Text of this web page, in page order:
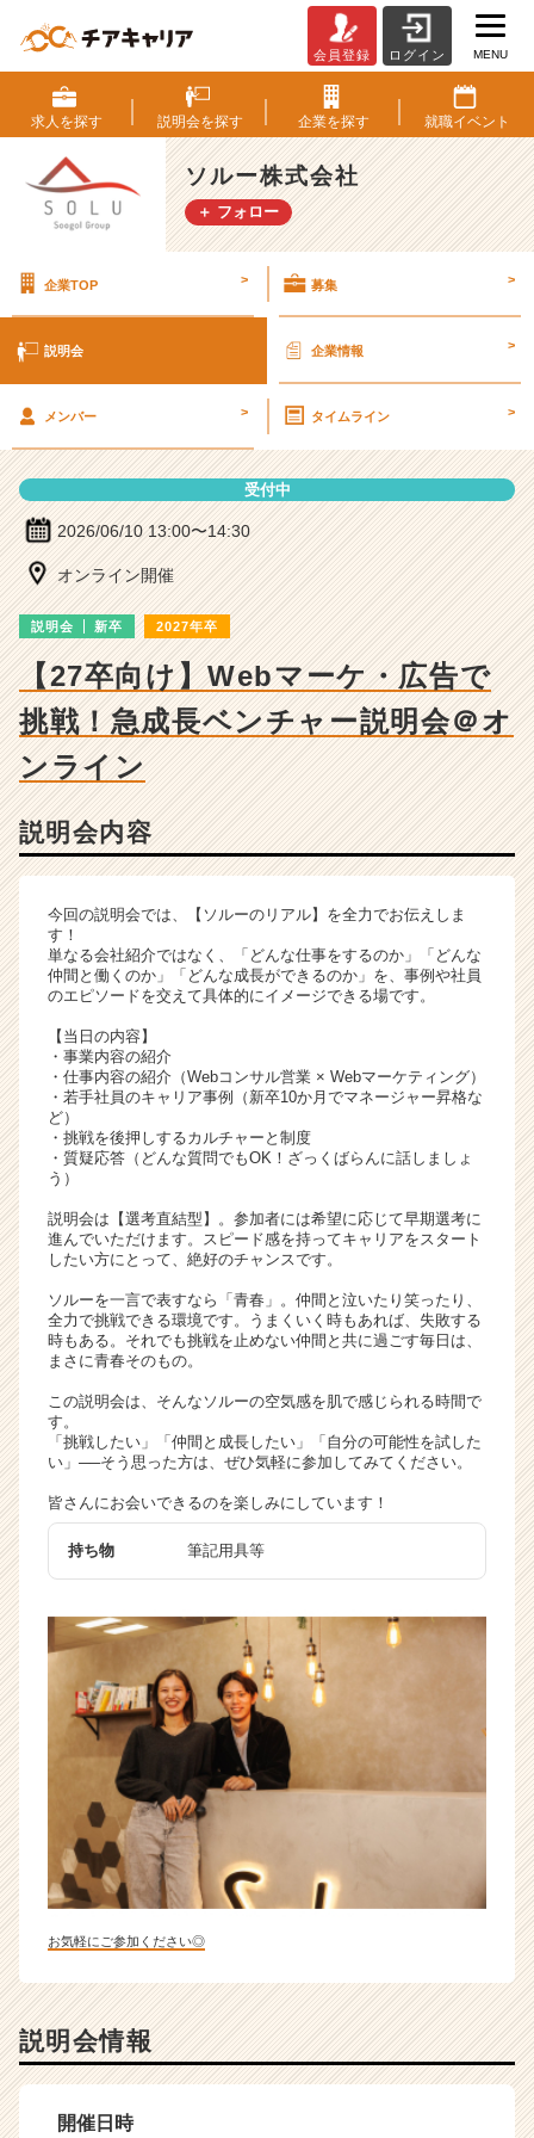
ル
ー
株
式
会
社
会
|
成
業
か
ら
ス
カ
ウ
サ
ト
チ
ャ
リ
（C
h
e
C
a
r
e
r）
会員登録 ログイン MENU
求人を探す 説明会を探す 企業を探す 就職イベント
ソルー株式会社
＋ フォロー
企業TOP > 募集 >
説明会 企業情報 >
メンバー > タイムライン >
受付中
2026/06/10 13:00〜14:30
オンライン開催
説明会 新卒 2027年卒
【27卒向け】Webマーケ・広告で
挑戦！急成長ベンチャー説明会＠オ
ンライン
説明会内容
今回の説明会では、【ソルーのリアル】を全力でお伝えしま
す！
単なる会社紹介ではなく、「どんな仕事をするのか」「どんな
仲間と働くのか」「どんな成長ができるのか」を、事例や社員
のエピソードを交えて具体的にイメージできる場です。
【当日の内容】
・事業内容の紹介
・仕事内容の紹介（Webコンサル営業 × Webマーケティング）
・若手社員のキャリア事例（新卒10か月でマネージャー昇格な
ど）
・挑戦を後押しするカルチャーと制度
・質疑応答（どんな質問でもOK！ざっくばらんに話しましょ
う）
説明会は【選考直結型】。参加者には希望に応じて早期選考に
進んでいただけます。スピード感を持ってキャリアをスタート
したい方にとって、絶好のチャンスです。
ソルーを一言で表すなら「青春」。仲間と泣いたり笑ったり、
全力で挑戦できる環境です。うまくいく時もあれば、失敗する
時もある。それでも挑戦を止めない仲間と共に過ごす毎日は、
まさに青春そのもの。
この説明会は、そんなソルーの空気感を肌で感じられる時間で
す。
「挑戦したい」「仲間と成長したい」「自分の可能性を試した
い」──そう思った方は、ぜひ気軽に参加してみてください。
皆さんにお会いできるのを楽しみにしています！
持ち物 筆記用具等
お気軽にご参加ください◎
説明会情報
開催日時